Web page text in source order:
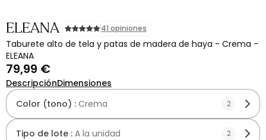
ELEANA 41 opiniones
Taburete alto de tela y patas de madera de haya - Crema -
ELEANA
79,99 €
DescripciónDimensiones
Color (tono) : Crema 2
Tipo de lote : A la unidad 2